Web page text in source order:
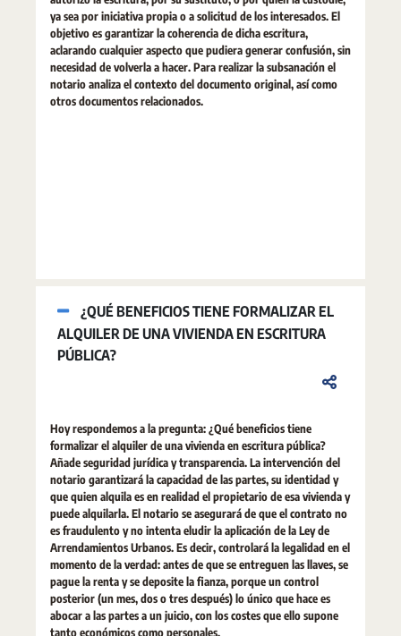
ya sea por iniciativa propia o a solicitud de los interesados. El
objetivo es garantizar la coherencia de dicha escritura,
aclarando cualquier aspecto que pudiera generar confusión, sin
necesidad de volverla a hacer. Para realizar la subsanación el
notario analiza el contexto del documento original, así como
otros documentos relacionados.
¿QUÉ BENEFICIOS TIENE FORMALIZAR EL
ALQUILER DE UNA VIVIENDA EN ESCRITURA
PÚBLICA?
Hoy respondemos a la pregunta: ¿Qué beneficios tiene
formalizar el alquiler de una vivienda en escritura pública?
Añade seguridad jurídica y transparencia. La intervención del
notario garantizará la capacidad de las partes, su identidad y
que quien alquila es en realidad el propietario de esa vivienda y
puede alquilarla. El notario se asegurará de que el contrato no
es fraudulento y no intenta eludir la aplicación de la Ley de
Arrendamientos Urbanos. Es decir, controlará la legalidad en el
momento de la verdad: antes de que se entreguen las llaves, se
pague la renta y se deposite la fianza, porque un control
posterior (un mes, dos o tres después) lo único que hace es
abocar a las partes a un juicio, con los costes que ello supone
tanto económicos como personales.